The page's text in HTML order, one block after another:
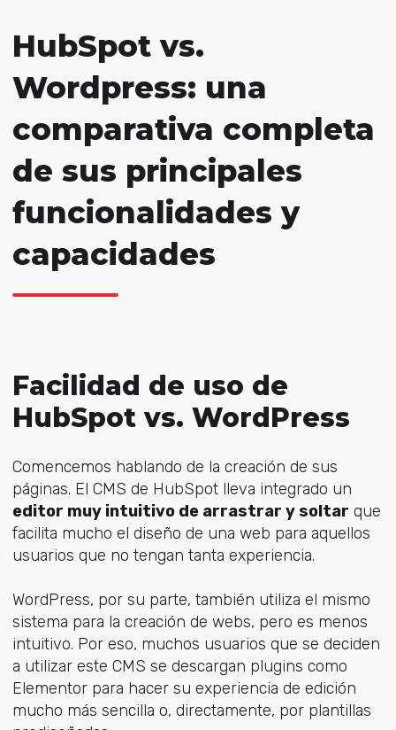
HubSpot vs.
Wordpress: una
comparativa completa
de sus principales
funcionalidades y
capacidades
Facilidad de uso de
HubSpot vs. WordPress
Comencemos hablando de la creación de sus
páginas. El CMS de HubSpot lleva integrado un
editor muy intuitivo de arrastrar y soltar que
facilita mucho el diseño de una web para aquellos
usuarios que no tengan tanta experiencia.
WordPress, por su parte, también utiliza el mismo
sistema para la creación de webs, pero es menos
intuitivo. Por eso, muchos usuarios que se deciden
a utilizar este CMS se descargan plugins como
Elementor para hacer su experiencia de edición
mucho más sencilla o, directamente, por plantillas